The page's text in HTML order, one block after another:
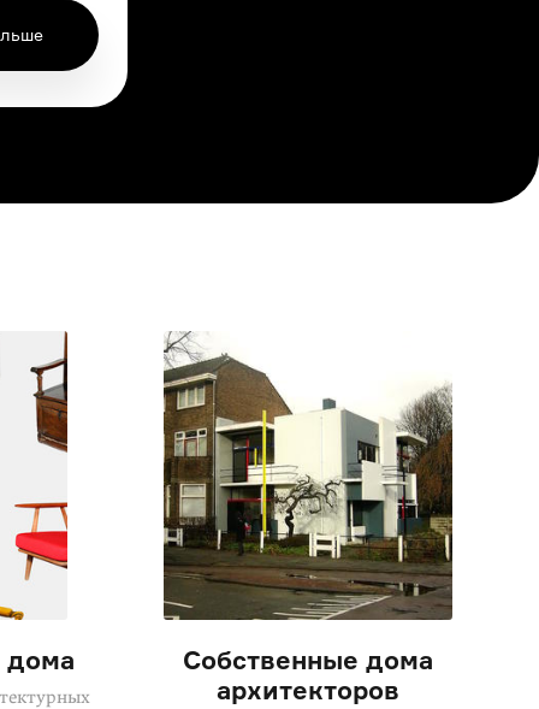
дома
Собственные дома
архитекторов